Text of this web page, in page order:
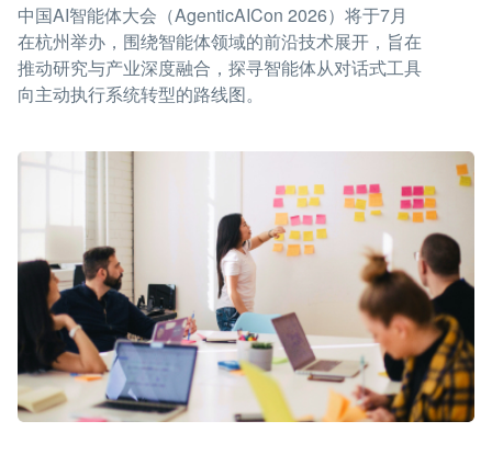
中国AI智能体大会（AgenticAICon 2026）将于7月
在杭州举办，围绕智能体领域的前沿技术展开，旨在
推动研究与产业深度融合，探寻智能体从对话式工具
向主动执行系统转型的路线图。